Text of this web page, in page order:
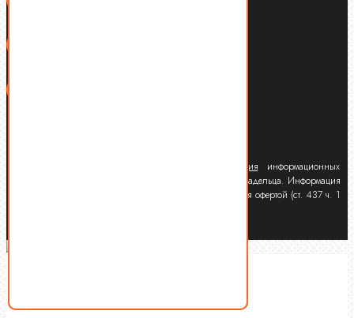
публикация информационных
материалов данного сайта без письменного согласия владельца. Информация
на сайте носит информационный характер и не является офертой (ст. 437 ч. 1